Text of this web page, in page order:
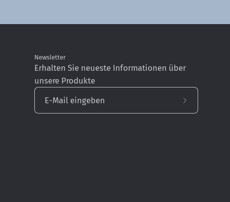
Newsletter
Erhalten Sie neueste Informationen über
unsere Produkte
Abonnieren